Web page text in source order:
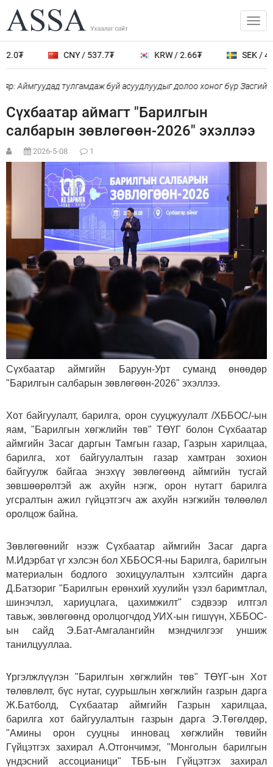
CNY / 537.7₮ KRW / 2.66₮ SEK /
Аймгуудад тулгамдаж буй асуудлуудыг долоо хоног бүр Засгийн
Сүхбаатар аймагт "Барилгын
салбарын зөвлөгөөн-2026" эхэллээ
2026-5-08 1
Сүхбаатар аймгийн Баруун-Урт суманд өнөөдөр
"Барилгын салбарын зөвлөгөөн-2026" эхэллээ.
Хот байгуулалт, барилга, орон сууцжуулалт /ХББОС/-ын
яам, "Барилгын хөгжлийн төв" ТӨҮГ болон Сүхбаатар
аймгийн Засаг даргын Тамгын газар, Газрын харилцаа,
барилга, хот байгуулалтын газар хамтран зохион
байгуулж байгаа энэхүү зөвлөгөөнд аймгийн тусгай
зөвшөөрөлтэй аж ахуйн нэгж, орон нутагт барилга
угсралтын ажил гүйцэтгэгч аж ахуйн нэгжийн төлөөлөл
оролцож байна.
Зөвлөгөөнийг нээж Сүхбаатар аймгийн Засаг дарга
М.Идэрбат үг хэлсэн бол ХББОСЯ-ны Барилга, барилгын
материалын бодлого зохицуулалтын хэлтсийн дарга
Д.Батзориг "Барилгын ерөнхий хуулийн үзэл баримтлал,
шинэчлэл, хариуцлага, цахимжилт" сэдвээр илтгэл
тавьж, зөвлөгөөнд оролцогчдод УИХ-ын гишүүн, ХББОС-
ын сайд Э.Бат-Амгалангийн мэндчилгээг уншиж
танилцууллаа.
Үргэлжлүүлэн "Барилгын хөгжлийн төв" ТӨҮГ-ын Хот
төлөвлөлт, бүс нутаг, суурьшлын хөгжлийн газрын дарга
Ж.Батболд, Сүхбаатар аймгийн Газрын харилцаа,
барилга хот байгуулалтын газрын дарга Э.Төгөлдөр,
"Амины орон сууцны инновац хөгжлийн төвийн
Гүйцэтгэх захирал А.Отгончимэг, "Монголын барилгын
үндэсний ассоцианици" ТББ-ын Гүйцэтгэх захирал